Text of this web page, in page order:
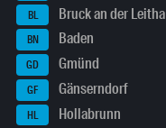
BL Bruck an der Leitha
BN Baden
GD Gmünd
GF Gänserndorf
HL Hollabrunn